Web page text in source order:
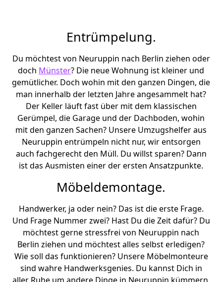
Entrümpelung.
Du möchtest von Neuruppin nach Berlin ziehen oder
doch Münster? Die neue Wohnung ist kleiner und
gemütlicher. Doch wohin mit den ganzen Dingen, die
man innerhalb der letzten Jahre angesammelt hat?
Der Keller läuft fast über mit dem klassischen
Gerümpel, die Garage und der Dachboden, wohin
mit den ganzen Sachen? Unsere Umzugshelfer aus
Neuruppin entrümpeln nicht nur, wir entsorgen
auch fachgerecht den Müll. Du willst sparen? Dann
ist das Ausmisten einer der ersten Ansatzpunkte.
Möbeldemontage.
Handwerker, ja oder nein? Das ist die erste Frage.
Und Frage Nummer zwei? Hast Du die Zeit dafür? Du
möchtest gerne stressfrei von Neuruppin nach
Berlin ziehen und möchtest alles selbst erledigen?
Wie soll das funktionieren? Unsere Möbelmonteure
sind wahre Handwerksgenies. Du kannst Dich in